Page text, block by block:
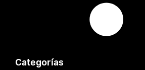
Categorías